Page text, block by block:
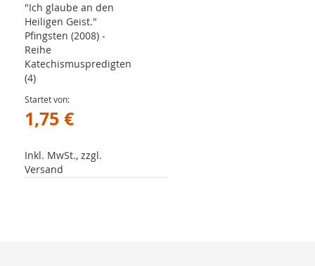
"Ich glaube an den
Heiligen Geist."
Pfingsten (2008) -
Reihe
Katechismuspredigten
(4)
Startet von
1,75 €
Inkl. MwSt., zzgl.
Versand